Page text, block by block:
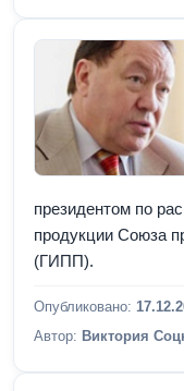
президентом по
продукции Союза
(ГИПП).
Опубликовано:
Автор: Виктория